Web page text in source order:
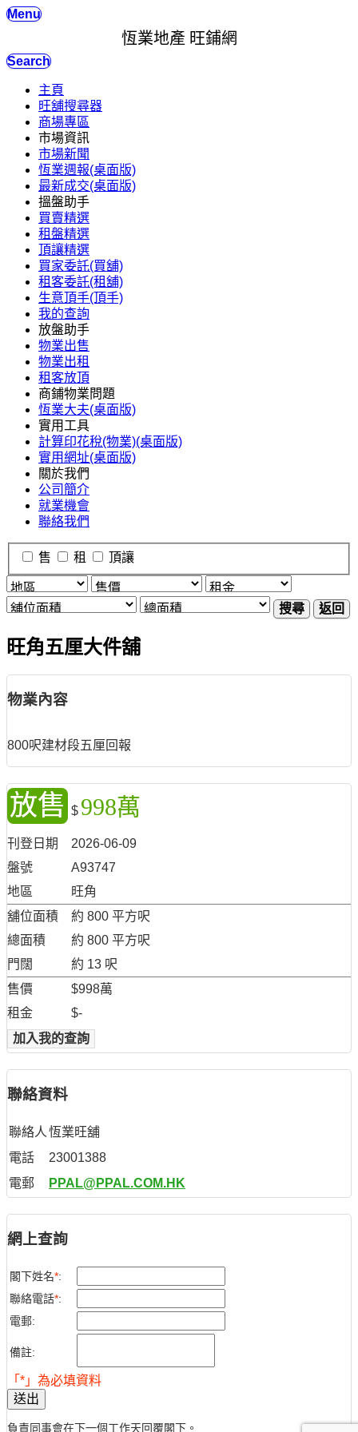
Menu
恆業地產 旺鋪網
Search
主頁
旺舖搜尋器
商場專區
市場資訊
市場新聞
恆業週報(桌面版)
最新成交(桌面版)
搵盤助手
買賣精選
租盤精選
頂讓精選
買家委託(買舖)
租客委託(租舖)
生意頂手(頂手)
我的查詢
放盤助手
物業出售
物業出租
租客放頂
商鋪物業問題
恆業大夫(桌面版)
實用工具
計算印花稅(物業)(桌面版)
實用網址(桌面版)
關於我們
公司簡介
就業機會
聯絡我們
售 租 頂讓
搜尋 返回
旺角五厘大件舖
物業內容
800呎建材段五厘回報
放售 $ 998萬
刊登日期
2026-06-09
盤號
A93747
地區
旺角
舖位面積
約 800 平方呎
總面積
約 800 平方呎
門闊
約 13 呎
售價
$998萬
租金
$-
加入我的查詢
聯絡資料
聯絡人 恆業旺舖
電話
23001388
電郵
PPAL@PPAL.COM.HK
網上查詢
閣下姓名*:
聯絡電話*:
電郵:
備註:
「*」為必填資料
送出
負責同事會在下一個工作天回覆閣下。